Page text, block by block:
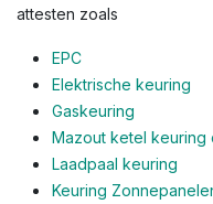
attesten zoals
EPC
Elektrische keuring
Gaskeuring
Mazout ketel keuring
Laadpaal keuring
Keuring